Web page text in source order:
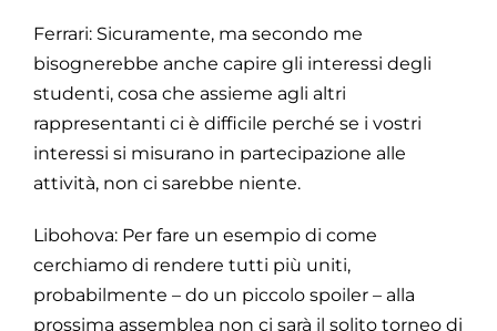
Ferrari: Sicuramente, ma secondo me
bisognerebbe anche capire gli interessi degli
studenti, cosa che assieme agli altri
rappresentanti ci è difficile perché se i vostri
interessi si misurano in partecipazione alle
attività, non ci sarebbe niente.
Libohova: Per fare un esempio di come
cerchiamo di rendere tutti più uniti,
probabilmente – do un piccolo spoiler – alla
prossima assemblea non ci sarà il solito torneo di